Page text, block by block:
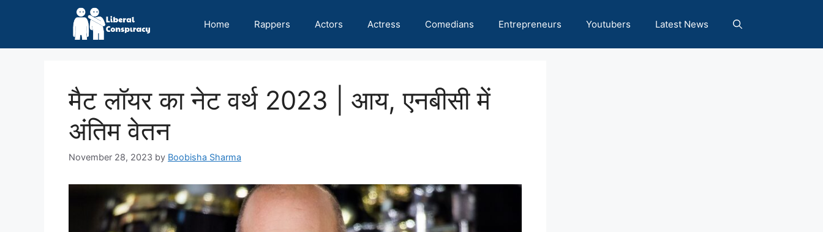
Home Rappers Actors Actress Comedians Entrepreneurs Youtubers Latest News
मैट लॉयर का नेट वर्थ 2023 | आय, एनबीसी में
अंतिम वेतन
November 28, 2023 by Boobisha Sharma